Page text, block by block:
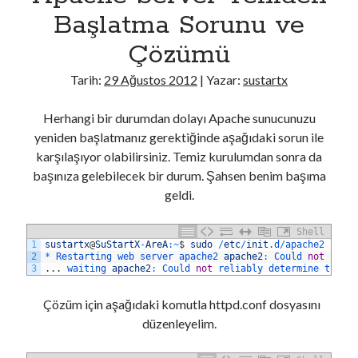
Android
Her Telden
İşletim Sistemleri
Javascript
jQuery > Örnek Uygulamalar
Laravel
Mac Os
Başlatma Sorunu ve
Çözümü
Tarih: 29 Ağustos 2012 | Yazar: sustartx
Herhangi bir durumdan dolayı Apache sunucunuzu
yeniden başlatmanız gerektiğinde aşağıdaki sorun ile
karşılaşıyor olabilirsiniz. Temiz kurulumdan sonra da
başınıza gelebilecek bir durum. Şahsen benim başıma
geldi.
Shell
1
2
3
sustartx@SuStartX-AreA:~$ sudo /etc/init .d /apache2
*
Restarting web server apache2 apache2: Could not
. . . waiting apache2: Could not reliably determine the
Çözüm için aşağıdaki komutla httpd.conf dosyasını
düzenleyelim.